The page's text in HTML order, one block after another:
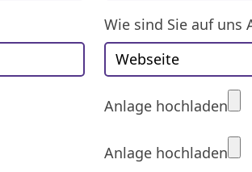
Wie sind Sie auf uns
Anlage hochladen
Anlage hochladen